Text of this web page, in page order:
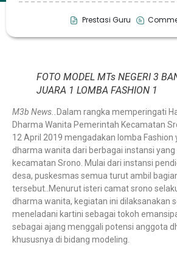
Prestasi Guru
FOTO MODEL MTs NEGERI 3
JUARA 1 LOMBA FASHION 1
M3b News..
Dalam rangka memperingati
Dharma Wanita Pemerintah Kecamatan
12 April 2019 mengadakan lomba Fashion
dharma wanita dari berbagai instansi yang
kecamatan Srono. Mulai dari instansi
desa, puskesmas semua turut ambil
tersebut..Menurut isteri camat srono
dharma wanita, kegiatan ini dilaksanakan
meneladani kartini sebagai tokoh
sebagai ajang menggali potensi anggota
khususnya di bidang modeling.